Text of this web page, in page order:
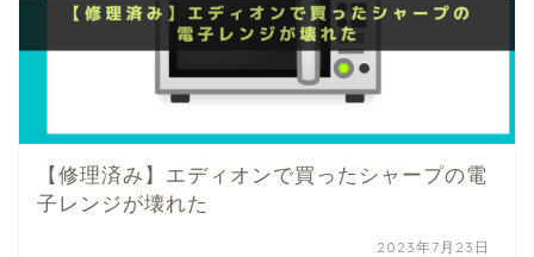
【修理済み】エディオンで買ったシャープの電
子レンジが壊れた
2023年7月23日